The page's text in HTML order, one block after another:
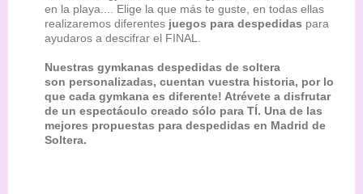
en la playa.... Elige la que más te guste, en todas ellas
realizaremos diferentes juegos para despedidas para
ayudaros a descifrar el FINAL.
Nuestras gymkanas despedidas de soltera
son personalizadas, cuentan vuestra historia, por lo
que cada gymkana es diferente! Atrévete a disfrutar
de un espectáculo creado sólo para TÍ. Una de las
mejores propuestas para despedidas en Madrid de
Soltera.